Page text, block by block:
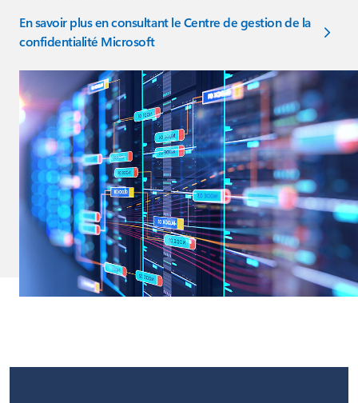
En savoir plus en consultant le Centre de gestion de la
confidentialité Microsoft